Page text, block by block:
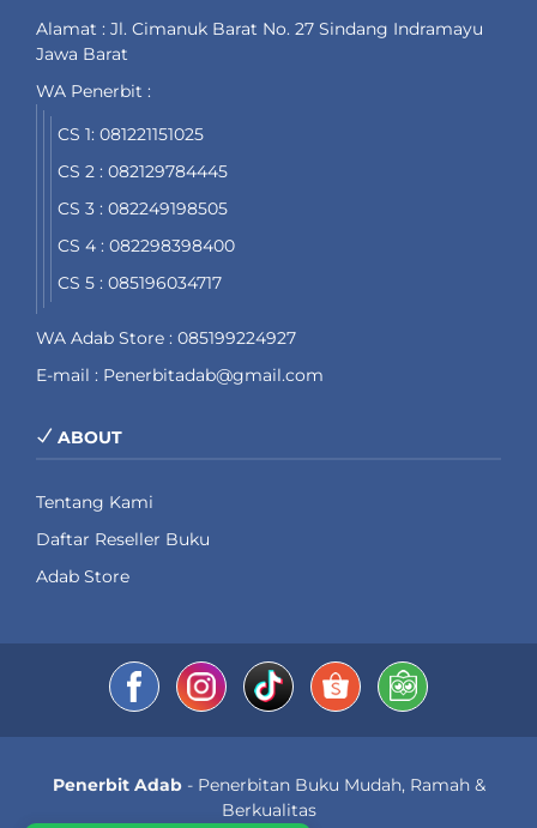
Alamat : Jl. Cimanuk Barat No. 27 Sindang Indramayu
Jawa Barat
WA Penerbit :
CS 1: 081221151025
CS 2 : 082129784445
CS 3 : 082249198505
CS 4 : 082298398400
CS 5 : 085196034717
WA Adab Store : 085199224927
E-mail : Penerbitadab@gmail.com
ABOUT
Tentang Kami
Daftar Reseller Buku
Adab Store
Penerbit Adab- Penerbitan Buku Mudah, Ramah &
Berkualitas